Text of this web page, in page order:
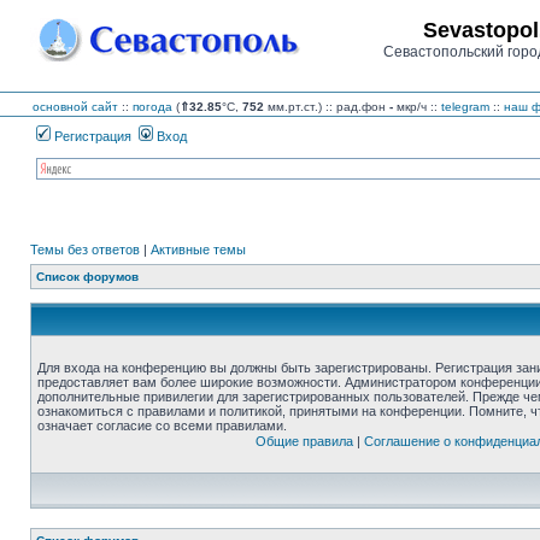
Севастопольский
основной сайт :: погода (⇑32.85°C, 752 мм.рт.ст.) :: рад.фон - мкр/ч :: telegram :: наш
Регистрация Вход
Темы без ответов | Активные темы
Список форумов
Для входа на конференцию вы должны быть зарегистрированы. Регистрация
предоставляет вам более широкие возможности. Администратором
дополнительные привилегии для зарегистрированных пользователей. Прежде
ознакомиться с правилами и политикой, принятыми на конференции. Помните,
означает согласие со всеми правилами.
Общие правила| Соглашение о